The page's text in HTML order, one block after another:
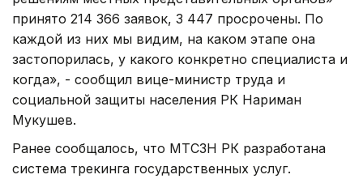
принято 214 366 заявок, 3 447 просрочены. По
каждой из них мы видим, на каком этапе она
застопорилась, у какого конкретно специалиста и
когда», - сообщил вице-министр труда и
социальной защиты населения РК Нариман
Мукушев.
Ранее сообщалось, что МТСЗН РК разработана
система трекинга государственных услуг.